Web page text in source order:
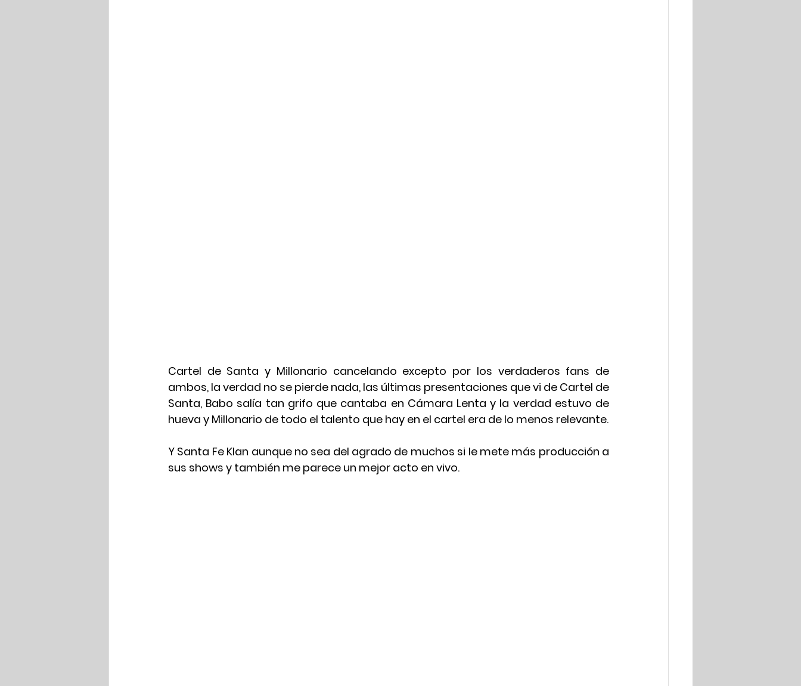
Cartel de Santa y Millonario cancelando excepto por los verdaderos fans de
ambos, la verdad no se pierde nada, las últimas presentaciones que vi de Cartel de
Santa, Babo salía tan grifo que cantaba en Cámara Lenta y la verdad estuvo de
hueva y Millonario de todo el talento que hay en el cartel era de lo menos relevante.
Y Santa Fe Klan aunque no sea del agrado de muchos si le mete más producción a
sus shows y también me parece un mejor acto en vivo.